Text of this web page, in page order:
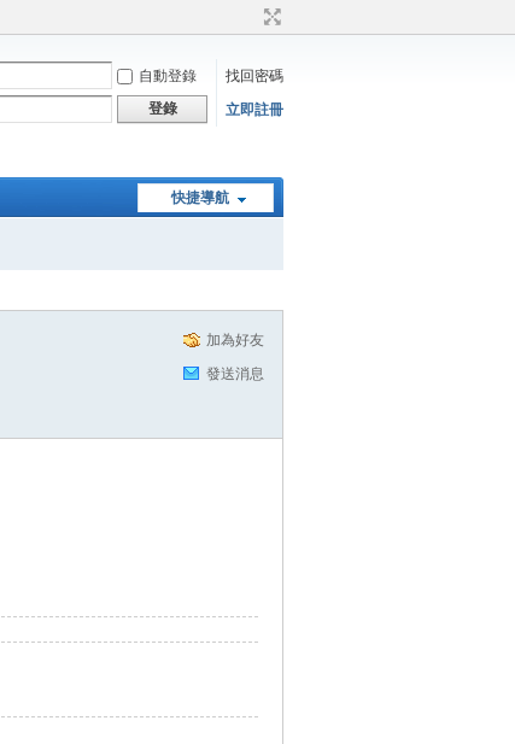
自動登錄
找回密碼
登錄 立即註冊
快捷導航
加為好友
發送消息